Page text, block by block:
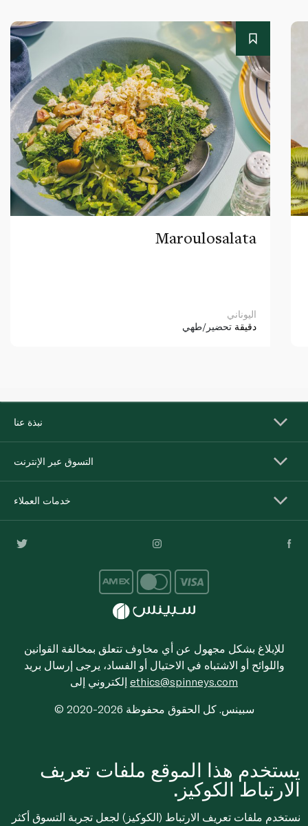
Maroulosalata
اليوناني
دقيقة تحضير/طهي
نبذة عنا
التسوق عبر الإنترنت
خدمات العملاء
للإبلاغ بشكل مجهول عن أي مخاوف تتعلق بمخالفة القوانين
واللوائح أو الاشتباه في الاحتيال أو الفساد، يرجى إرسال بريد
ethics@spinneys.com
© 2020-2026 سبينس. كل الحقوق محفوظة
يستخدم هذا الموقع ملفات تعريف
الارتباط الكوكيز.
نستخدم ملفات تعريف الارتباط (الكوكيز) لجعل تجربة التسوق أكثر